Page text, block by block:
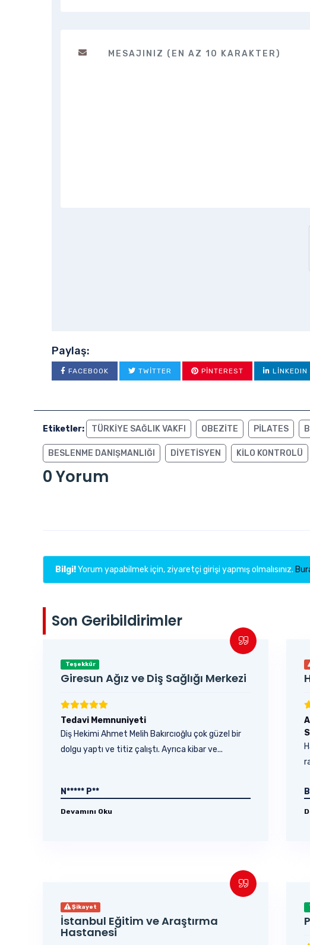
Paylaş:
FACEBOOK TWITTER PINTEREST LINKEDIN
Etiketler: TÜRKIYE SAĞLIK VAKFI OBEZITE PILATES
BESLENME DANIŞMANLIĞI DIYETISYEN KILO KONTROLÜ
0 Yorum
Bilgi!Yorum yapabilmek için, ziyaretçi girişi yapmış olmalısınız.
Son Geribildirimler
Teşekkür
Giresun Ağız ve Diş Sağlığı Merkezi
Tedavi Memnuniyeti
Diş Hekimi Ahmet Melih Bakırcıoğlu çok güzel bir
dolgu yaptı ve titiz çalıştı. Ayrıca kibar ve...
N***** P**
Devamını Oku
Şikayet
İstanbul Eğitim ve Araştırma
Hastanesi